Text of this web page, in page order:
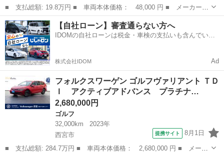
（車検整備付）
■ 支払総額: 19.8万円 ■ 車両本体価格： 48,000 円 ■ メーカー
名： ダイハツ ■ 車種名： ミラカスタム ■ グレード名： Ｘ
エアコン パワステ パワーウインドウ エアバック ■ 排気量：
660cc ...
兵庫 加古川市 ミラ ミラカスタム
【自社ローン】審査通らない方へ
IDOMの自社ローンは税金・車検の支払いも含んでいる
株式会社IDOM Ad
フォルクスワーゲン ゴルフヴァリアント ＴＤ
Ｉ アクティブアドバンス プラチナ…
2,680,000円
ゴルフ
32,000km
2023年
西宮市
提携サイト 8月1日
■ 支払総額: 284.7万円 ■ 車両本体価格： 2,680,000 円 ■ メーカ